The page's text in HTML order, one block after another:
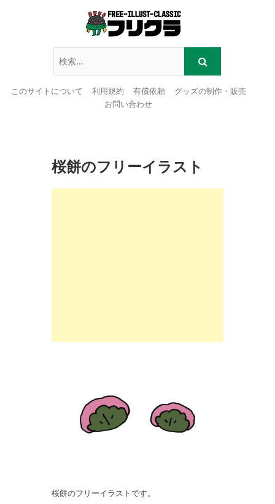
このサイトについて 利用規約 有償依頼
グッズの制作・販売
お問い合わせ
桜餅のフリーイラスト
桜餅のフリーイラストです。